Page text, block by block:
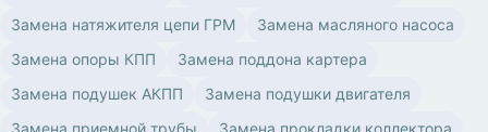
Замена натяжителя цепи ГРМ
Замена масляного насоса
Замена опоры КПП
Замена поддона картера
Замена подушек АКПП
Замена подушки двигателя
Замена приемной трубы
Замена прокладки коллектора